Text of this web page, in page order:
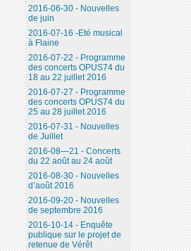
2016-06-30 - Nouvelles
de juin
2016-07-16 -Eté musical
à Flaine
2016-07-22 - Programme
des concerts OPUS74 du
18 au 22 juillet 2016
2016-07-27 - Programme
des concerts OPUS74 du
25 au 28 juillet 2016
2016-07-31 - Nouvelles
de Juillet
2016-08—21 - Concerts
du 22 août au 24 août
2016-08-30 - Nouvelles
d’août 2016
2016-09-20 - Nouvelles
de septembre 2016
2016-10-14 - Enquête
publique sur le projet de
retenue de Vérêt